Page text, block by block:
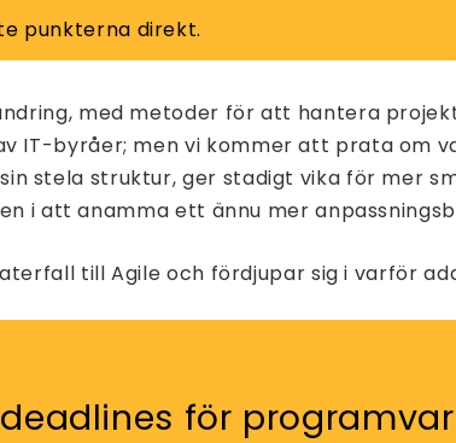
punkterna direkt.
med metoder för att hantera
IT-byråer; men vi kommer att prata om
stela struktur, ger stadigt vika för mer
i att anamma ett ännu mer
till Agile och fördjupar sig i varför
för